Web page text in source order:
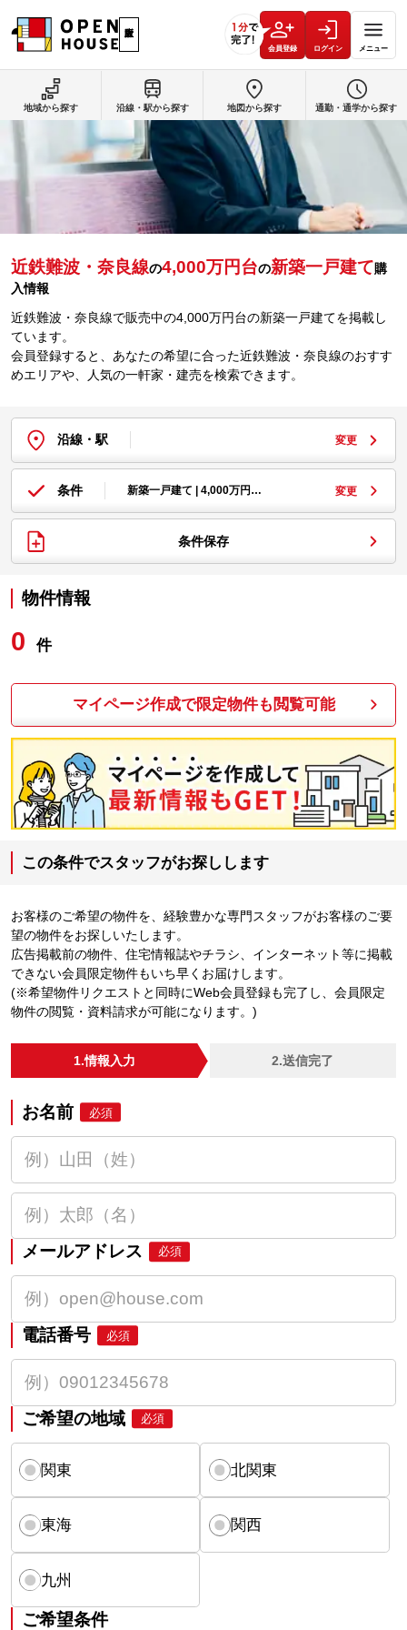
会員登録 ログイン メニュー
近鉄難波・奈良線の4,000万円台の新築一戸建て購
入情報
近鉄難波・奈良線で販売中の4,000万円台の新築一戸建てを掲載し
ています。
会員登録すると、あなたの希望に合った近鉄難波・奈良線のおすす
めエリアや、人気の一軒家・建売を検索できます。
沿線・駅 変更
条件 新築一戸建て | 4,000万円… 変更
条件保存
物件情報
0 件
マイページ作成で限定物件も閲覧可能
この条件でスタッフがお探しします
お客様のご希望の物件を、経験豊かな専門スタッフがお客様のご要
望の物件をお探しいたします。
広告掲載前の物件、住宅情報誌やチラシ、インターネット等に掲載
できない会員限定物件もいち早くお届けします。
(※希望物件リクエストと同時にWeb会員登録も完了し、会員限定
物件の閲覧・資料請求が可能になります。)
1.情報入力 2.送信完了
お名前 必須
メールアドレス 必須
電話番号 必須
ご希望の地域 必須
関東 北関東
東海 関西
九州
ご希望条件
地域から探す 沿線・駅から探す 地図から探す 通勤・通学から探す